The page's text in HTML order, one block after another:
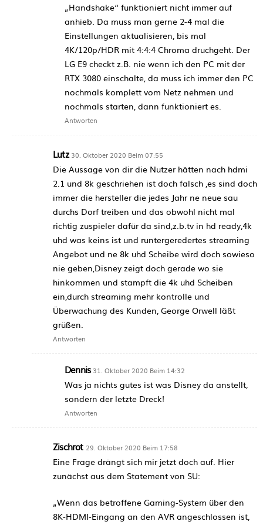
„Handshake“ funktioniert nicht immer auf
anhieb. Da muss man gerne 2-4 mal die
Einstellungen aktualisieren, bis mal
4K/120p/HDR mit 4:4:4 Chroma druchgeht. Der
LG E9 checkt z.B. nie wenn ich den PC mit der
RTX 3080 einschalte, da muss ich immer den PC
nochmals komplett vom Netz nehmen und
nochmals starten, dann funktioniert es.
Antworten
Lutz 30. Oktober 2020 Beim 07:55
Die Aussage von dir die Nutzer hätten nach hdmi
2.1 und 8k geschriehen ist doch falsch ,es sind doch
immer die hersteller die jedes Jahr ne neue sau
durchs Dorf treiben und das obwohl nicht mal
richtig zuspieler dafür da sind,z.b.tv in hd ready,4k
uhd was keins ist und runtergeredertes streaming
Angebot und ne 8k uhd Scheibe wird doch sowieso
nie geben,Disney zeigt doch gerade wo sie
hinkommen und stampft die 4k uhd Scheiben
ein,durch streaming mehr kontrolle und
Überwachung des Kunden, George Orwell läßt
grüßen.
Antworten
Dennis 31. Oktober 2020 Beim 14:32
Was ja nichts gutes ist was Disney da anstellt,
sondern der letzte Dreck!
Antworten
Zischrot 29. Oktober 2020 Beim 17:58
Eine Frage drängt sich mir jetzt doch auf. Hier
zunächst aus dem Statement von SU:
„Wenn das betroffene Gaming-System über den
8K-HDMI-Eingang an den AVR angeschlossen ist,